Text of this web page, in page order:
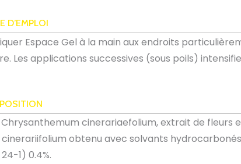
D’EMPLOI
Espace Gel à la main aux endroits
Les applications successives (sous poils)
Chrysanthemum cinerariaefolium, extrait de fleurs
cinerariifolium obtenu avec solvants hydrocarbonés
24-1) 0.4%.